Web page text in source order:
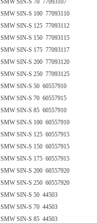
SMW SIN-S 70 77093107
SMW SIN-S 100 77093110
SMW SIN-S 125 77093112
SMW SIN-S 150 77093115
SMW SIN-S 175 77093117
SMW SIN-S 200 77093120
SMW SIN-S 250 77093125
SMW SIN-S 50 60557910
SMW SIN-S 70 60557915
SMW SIN-S 85 60557910
SMW SIN-S 100 60557910
SMW SIN-S 125 60557915
SMW SIN-S 150 60557915
SMW SIN-S 175 60557915
SMW SIN-S 200 60557920
SMW SIN-S 250 60557920
SMW SIN-S 50 44503
SMW SIN-S 70 44503
SMW SIN-S 85 44503